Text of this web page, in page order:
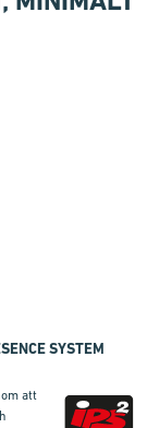
SYSTEM
att